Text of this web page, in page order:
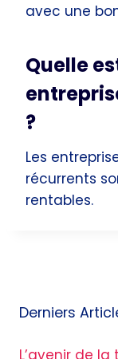
avec une
Quelle
?
Les
récurrents
rentables.
Derniers
L’avenir de